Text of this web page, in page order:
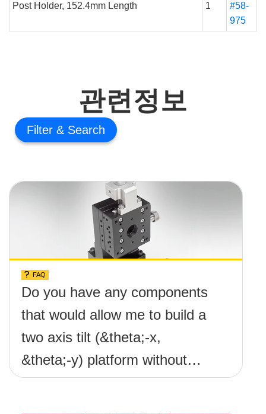
Post Holder, 152.4mm Length 1
#58-
975
관련정보
Filter
FAQ
Do you have any components
that would allow me to build a
two axis tilt (&theta;-x,
&theta;-y) platform without
any screws protruding up